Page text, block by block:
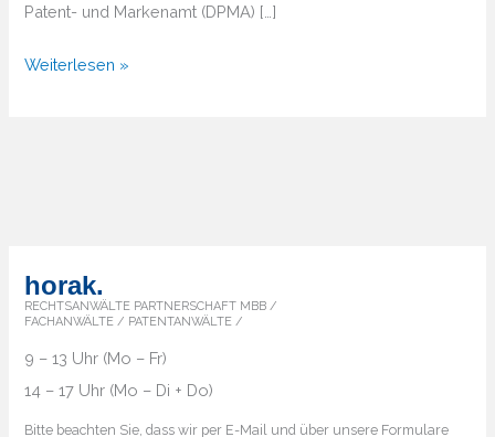
Patent- und Markenamt (DPMA) […]
Widerspruch
Weiterlesen »
horak.
RECHTSANWÄLTE PARTNERSCHAFT MBB /
FACHANWÄLTE / PATENTANWÄLTE /
9 – 13 Uhr (Mo – Fr)
14 – 17 Uhr (Mo – Di + Do)
Bitte beachten Sie, dass wir per E-Mail und über unsere Formulare